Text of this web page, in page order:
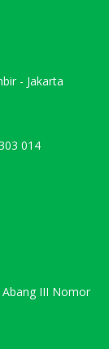
- Jakarta
014
Abang III Nomor